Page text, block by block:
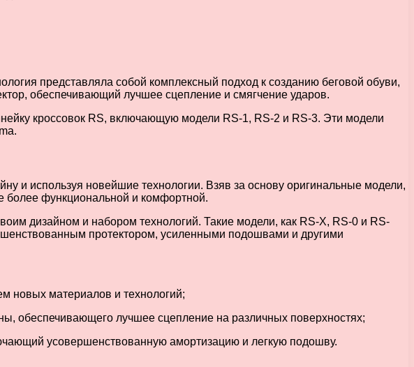
представляла собой комплексный подход к созданию беговой обуви,
обеспечивающий лучшее сцепление и смягчение ударов.
кроссовок RS, включающую модели RS-1, RS-2 и RS-3. Эти модели
и используя новейшие технологии. Взяв за основу оригинальные модели,
более функциональной и комфортной.
дизайном и набором технологий. Такие модели, как RS-X, RS-0 и RS-
протектором, усиленными подошвами и другими
новых материалов и технологий;
обеспечивающего лучшее сцепление на различных поверхностях;
усовершенствованную амортизацию и легкую подошву.